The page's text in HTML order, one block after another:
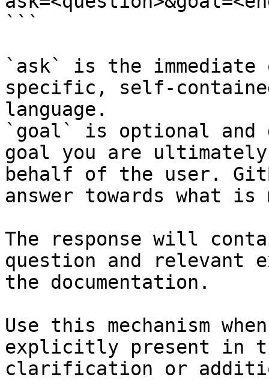
```
`ask` is the
specific, self-
language.
`goal` is optional and
goal you are
behalf of the user.
answer towards what
The response will
question and relevant
the documentation.
Use this mechanism
explicitly present in
clarification or